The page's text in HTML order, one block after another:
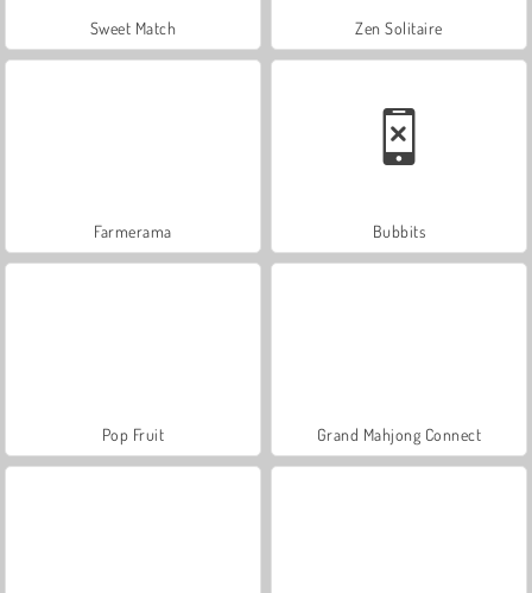
Sweet Match Zen Solitaire
Farmerama Bubbits
Pop Fruit Grand Mahjong Connect